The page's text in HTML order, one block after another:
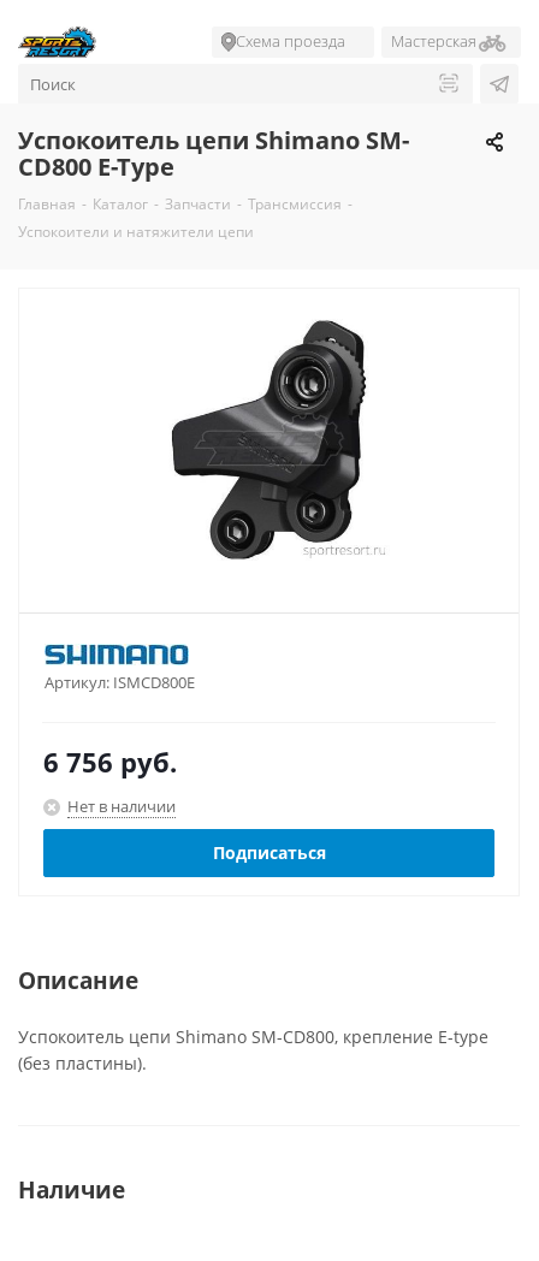
Схема проезда Мастерская
Успокоитель цепи Shimano SM-
CD800 E-Type
Главная - Каталог - Запчасти - Трансмиссия -
Успокоители и натяжители цепи
Артикул: ISMCD800E
6 756 руб.
Нет в наличии
Подписаться
Описание
Успокоитель цепи Shimano SM-CD800, крепление E-type
(без пластины).
Наличие